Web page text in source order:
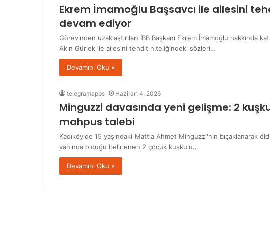
Ekrem İmamoğlu Başsavcı ile ailesini
devam ediyor
Görevinden uzaklaştırılan İBB Başkanı Ekrem İmamoğlu hakkında
Akın Gürlek ile ailesini tehdit niteliğindeki sözleri…
Devamını Oku »
telegramapps Haziran 4, 2026
Minguzzi davasında yeni gelişme: 2
mahpus talebi
Kadıköy'de 15 yaşındaki Mattia Ahmet Minguzzi'nin bıçaklanarak
yanında olduğu belirlenen 2 çocuk kuşkulu…
Devamını Oku »